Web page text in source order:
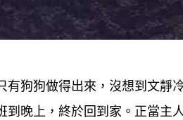
有狗狗做得出來，沒想到文靜
晚上，終於回到家。正當主